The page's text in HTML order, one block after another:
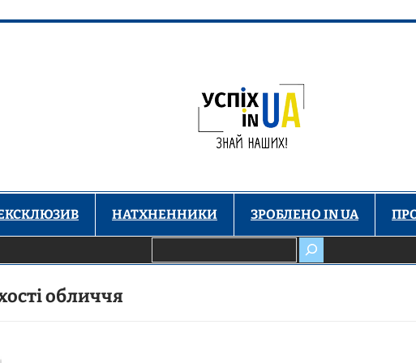
НАТХНЕННИКИ ЗРОБЛЕНО IN UA
обличчя